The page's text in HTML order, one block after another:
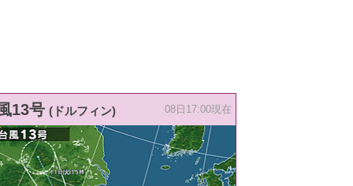
13号 (ドルフィン) 08日17:00現在